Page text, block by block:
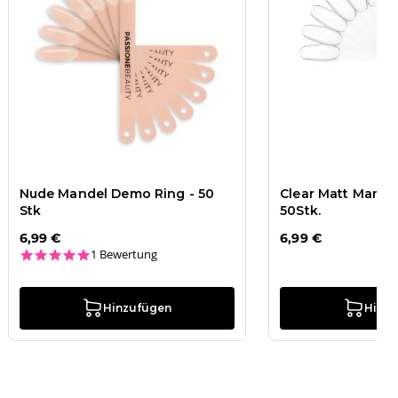
Nude Mandel Demo Ring - 50
Stk
6,99 €
5.0 star rating
1 Bewertung
Hinzufügen
Clear Matt
50Stk.
6,99 €